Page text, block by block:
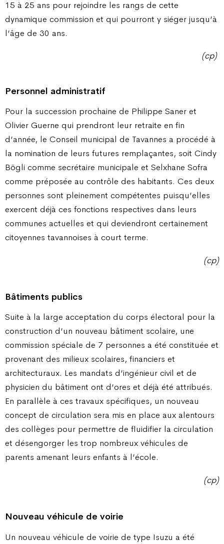
15 à 25 ans pour rejoindre les rangs de cette
dynamique commission et qui pourront y siéger jusqu’à
l’âge de 30 ans.
(cp)
Personnel administratif
Pour la succession prochaine de Philippe Saner et
Olivier Guerne qui prendront leur retraite en fin
d’année, le Conseil municipal de Tavannes a procédé à
la nomination de leurs futures remplaçantes, soit Cindy
Bögli comme secrétaire municipale et Selxhane Sofra
comme préposée au contrôle des habitants. Ces deux
personnes sont pleinement compétentes puisqu’elles
exercent déjà ces fonctions respectives dans leurs
communes actuelles et qui deviendront certainement
citoyennes tavannoises à court terme.
(cp)
Bâtiments publics
Suite à la large acceptation du corps électoral pour la
construction d’un nouveau bâtiment scolaire, une
commission spéciale de 7 personnes a été constituée et
provenant des milieux scolaires, financiers et
architecturaux. Les mandats d’ingénieur civil et de
physicien du bâtiment ont d’ores et déjà été attribués.
En parallèle à ces travaux spécifiques, un nouveau
concept de circulation sera mis en place aux alentours
des collèges pour permettre de fluidifier la circulation
et désengorger les trop nombreux véhicules de
parents amenant leurs enfants à l’école.
(cp)
Nouveau véhicule de voirie
Un nouveau véhicule de voirie de type Isuzu a été